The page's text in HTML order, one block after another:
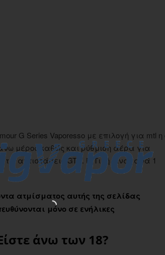
ατμίσματος αυτής της σελίδας
μόνο σε ενήλικες
άνω των 18?
G Series Vaporesso με επιλογή για mtl η
μέρος καθώς και ρύθμιση αέρα για
αντιστάσεις GTX. Η Τιμή είναι ανά 1